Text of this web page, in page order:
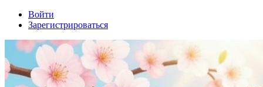
Войти
Зарегистрироваться